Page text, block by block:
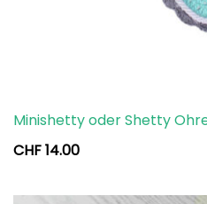
Minishetty oder Shetty
CHF14.00